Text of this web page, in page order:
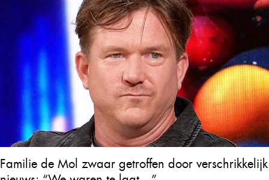
Familie de Mol zwaar getroffen door verschrikkelijk